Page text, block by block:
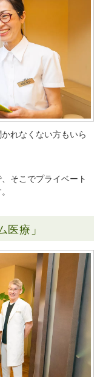
れなくない方もいら
そこでプライベート
療」